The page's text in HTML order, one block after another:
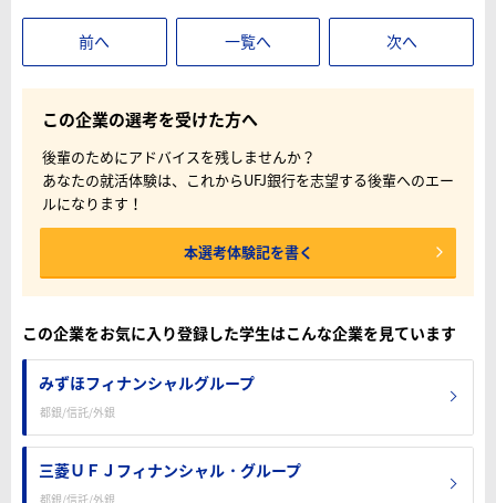
前へ 一覧へ 次へ
この企業の選考を受けた方へ
後輩のためにアドバイスを残しませんか？
あなたの就活体験は、これからUFJ銀行を志望する後輩へのエー
ルになります！
本選考体験記を書く
この企業をお気に入り登録した学生はこんな企業を見ています
みずほフィナンシャルグループ
都銀/信託/外銀
三菱ＵＦＪフィナンシャル・グループ
都銀/信託/外銀